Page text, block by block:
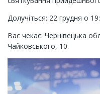
Долучіться: 22 грудня о
Вас чекає: Чернівецька
Чайковського, 10.